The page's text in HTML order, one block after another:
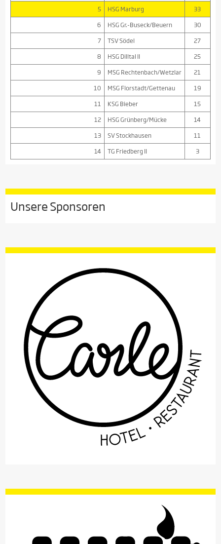
5 HSG Marburg
33
6
HSG Gr.-Buseck/Beuern
30
7
TSV Södel
27
8
HSG Dilltal II
25
9
MSG Rechtenbach/Wetzlar
21
10
MSG Florstadt/Gettenau
19
11
KSG Bieber
15
12
HSG Grünberg/Mücke
14
13
SV Stockhausen
11
14
TG Friedberg II 3
Unsere Sponsoren